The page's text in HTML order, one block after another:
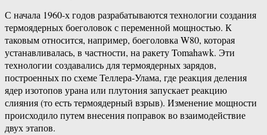
С начала 1960-х годов разрабатываются технологии создания
термоядерных боеголовок с переменной мощностью. К
таковым относится, например, боеголовка W80, которая
устанавливалась, в частности, на ракету Tomahawk. Эти
технологии создавались для термоядерных зарядов,
построенных по схеме Теллера-Улама, где реакция деления
ядер изотопов урана или плутония запускает реакцию
слияния (то есть термоядерный взрыв). Изменение мощности
происходило путем внесения поправок во взаимодействие
двух этапов.